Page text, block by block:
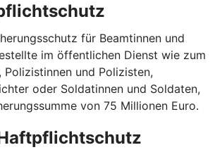
für Beamtinnen und
im öffentlichen Dienst wie zum
Polizistinnen und Polizisten,
oder Soldatinnen und Soldaten,
von 75 Millionen Euro.